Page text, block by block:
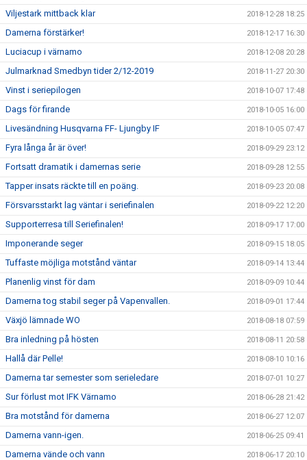
Viljestark mittback klar 2018-12-28 18:25
Damerna förstärker! 2018-12-17 16:30
Luciacup i värnamo 2018-12-08 20:28
Julmarknad Smedbyn tider 2/12-2019 2018-11-27 20:30
Vinst i seriepilogen 2018-10-07 17:48
Dags för firande 2018-10-05 16:00
Livesändning Husqvarna FF- Ljungby IF 2018-10-05 07:47
Fyra långa år är över! 2018-09-29 23:12
Fortsatt dramatik i damernas serie 2018-09-28 12:55
Tapper insats räckte till en poäng. 2018-09-23 20:08
Försvarsstarkt lag väntar i seriefinalen 2018-09-22 12:20
Supporterresa till Seriefinalen! 2018-09-17 17:00
Imponerande seger 2018-09-15 18:05
Tuffaste möjliga motstånd väntar 2018-09-14 13:44
Planenlig vinst för dam 2018-09-09 10:44
Damerna tog stabil seger på Vapenvallen. 2018-09-01 17:44
Växjö lämnade WO 2018-08-18 07:59
Bra inledning på hösten 2018-08-11 20:58
Hallå där Pelle! 2018-08-10 10:16
Damerna tar semester som serieledare 2018-07-01 10:27
Sur förlust mot IFK Värnamo 2018-06-28 21:42
Bra motstånd för damerna 2018-06-27 12:07
Damerna vann-igen. 2018-06-25 09:41
Damerna vände och vann 2018-06-17 20:10